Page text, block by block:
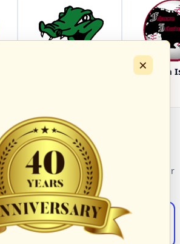
Fehmarn
– wählen Sie einen Einstieg für
des S/HBV
×